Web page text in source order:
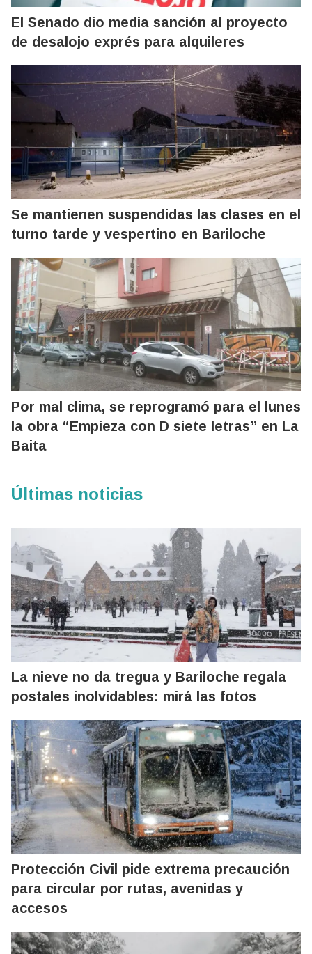
El Senado dio media sanción al proyecto
de desalojo exprés para alquileres
Se mantienen suspendidas las clases en el
turno tarde y vespertino en Bariloche
Por mal clima, se reprogramó para el lunes
la obra “Empieza con D siete letras” en La
Baita
Últimas noticias
La nieve no da tregua y Bariloche regala
postales inolvidables: mirá las fotos
Protección Civil pide extrema precaución
para circular por rutas, avenidas y
accesos